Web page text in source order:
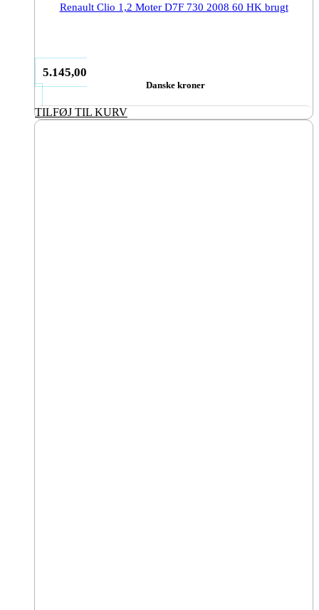
Renault Clio 1,2 Moter D7F 730 2008 60 HK brugt
5.145,00
Danske kroner
TILFØJ TIL KURV